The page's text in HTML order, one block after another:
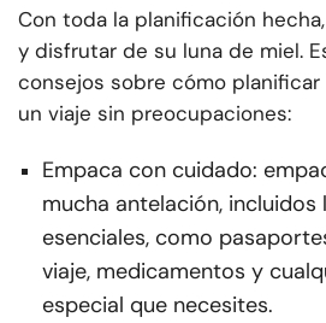
Con toda la planificación
y disfrutar de su luna de miel.
consejos sobre cómo
un viaje sin preocupaciones:
Empaca con cuidado:
mucha antelación, incluidos
esenciales, como
viaje, medicamentos y
especial que necesites.